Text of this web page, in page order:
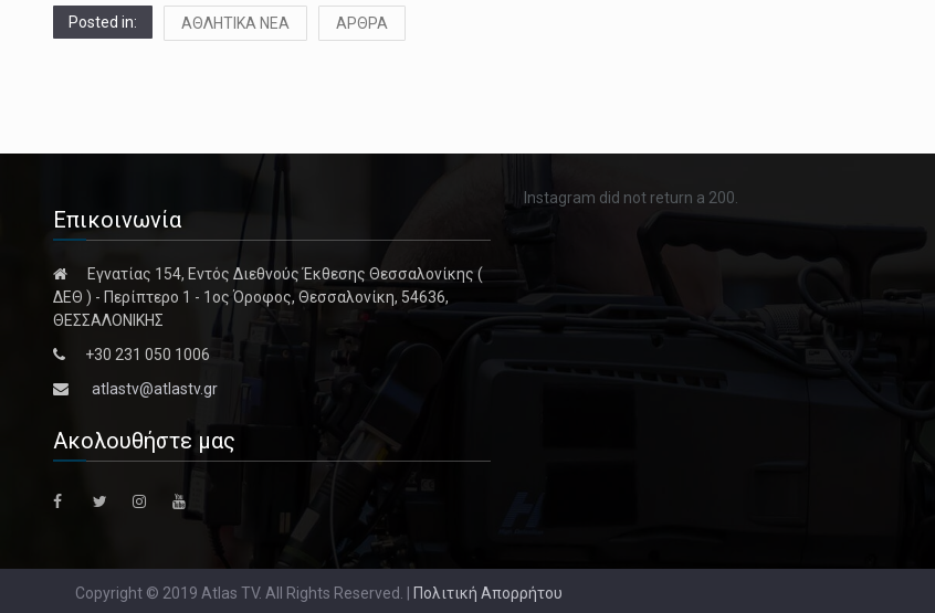
Posted in: ΑΘΛΗΤΙΚΑ ΝΕΑ ΑΡΘΡΑ
Επικοινωνία
Εγνατίας 154, Εντός Διεθνούς Έκθεσης Θεσσαλονίκης (
ΔΕΘ ) - Περίπτερο 1 - 1ος Όροφος, Θεσσαλονίκη, 54636,
ΘΕΣΣΑΛΟΝΙΚΗΣ
+30 231 050 1006
atlastv@atlastv.gr
Ακολουθήστε μας
Instagram did not return a 200.
Copyright © 2019 Atlas TV. All Rights Reserved. | Πολιτική Απορρήτου